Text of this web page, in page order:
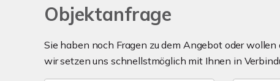
Objektanfrage
Sie haben noch Fragen zu dem Angebot oder
wir setzen uns schnellstmöglich mit Ihnen in